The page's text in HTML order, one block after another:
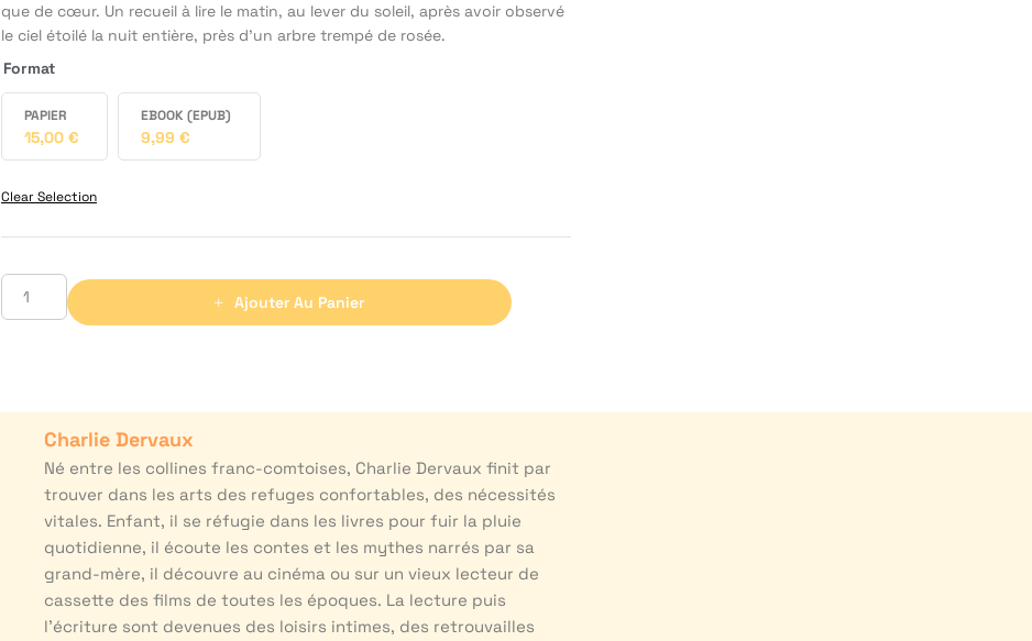
que de cœur. Un recueil à lire le matin, au lever du soleil, après avoir observé
le ciel étoilé la nuit entière, près d’un arbre trempé de rosée.
Format
PAPIER
15,00 €
EBOOK (EPUB)
9,99 €
Clear Selection
Ajouter Au Panier
Charlie Dervaux
Né entre les collines franc-comtoises, Charlie Dervaux finit par
trouver dans les arts des refuges confortables, des nécessités
vitales. Enfant, il se réfugie dans les livres pour fuir la pluie
quotidienne, il écoute les contes et les mythes narrés par sa
grand-mère, il découvre au cinéma ou sur un vieux lecteur de
cassette des films de toutes les époques. La lecture puis
l’écriture sont devenues des loisirs intimes, des retrouvailles